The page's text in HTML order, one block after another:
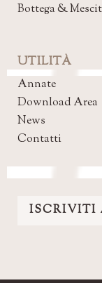
Bottega &
UTILITÀ
Annate
Download Area
News
Contatti
ISCRIVITI